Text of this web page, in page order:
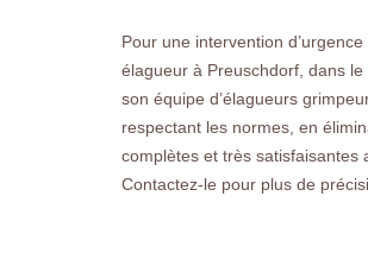
Pour une intervention
élagueur à Preuschdorf, dans
son équipe d’élagueurs
respectant les normes, en
complètes et très satisfaisantes
Contactez-le pour plus de